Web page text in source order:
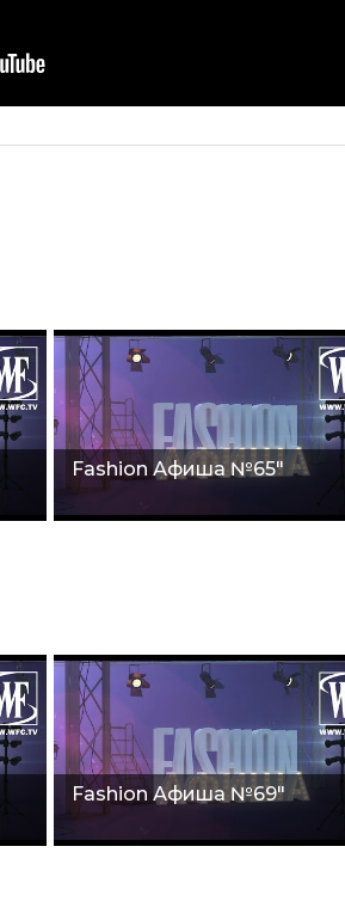
Fashion Афиша №65"
Fashion Афишa №69"